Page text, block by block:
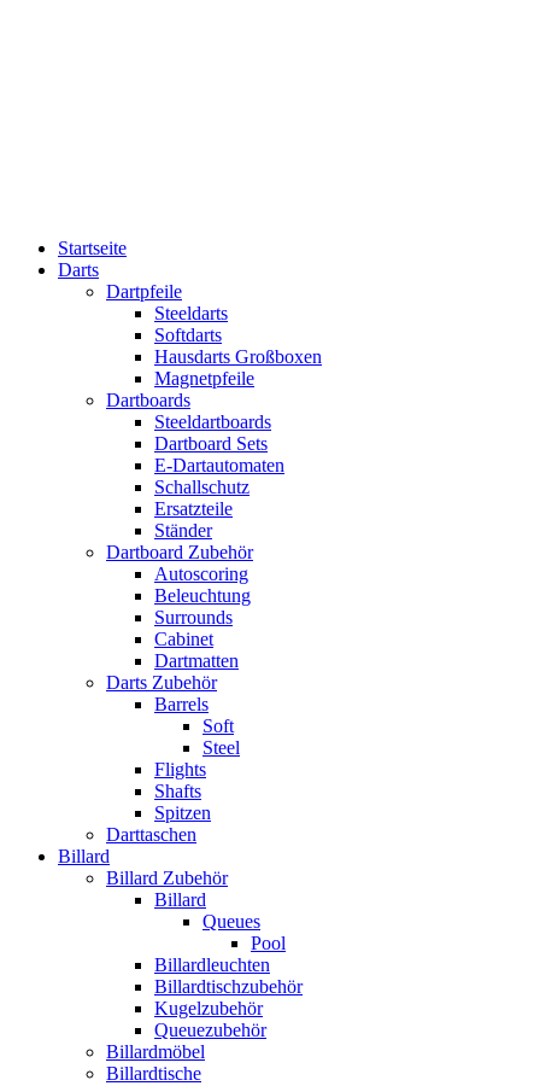
Startseite
Darts
Dartpfeile
Steeldarts
Softdarts
Hausdarts Großboxen
Magnetpfeile
Dartboards
Steeldartboards
Dartboard Sets
E-Dartautomaten
Schallschutz
Ersatzteile
Ständer
Dartboard Zubehör
Autoscoring
Beleuchtung
Surrounds
Cabinet
Dartmatten
Darts Zubehör
Barrels
Soft
Steel
Flights
Shafts
Spitzen
Darttaschen
Billard
Billard Zubehör
Billard
Queues
Pool
Billardleuchten
Billardtischzubehör
Kugelzubehör
Queuezubehör
Billardmöbel
Billardtische